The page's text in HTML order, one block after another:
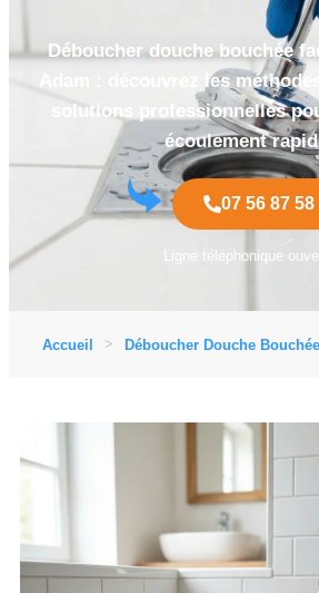
Déboucher douche bouchée
Adam : découvrez les
solutions professionnelles
écoulement
07 56 87 58
Ligne téléphonique
Accueil Déboucher Douche